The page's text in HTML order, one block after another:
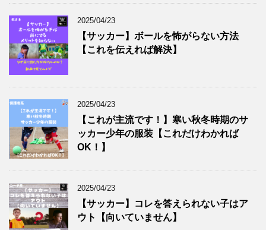
2025/04/23
【サッカー】ボールを怖がらない方法
【これを伝えれば解決】
2025/04/23
【これが主流です！】寒い秋冬時期のサ
ッカー少年の服装【これだけわかれば
OK！】
2025/04/23
【サッカー】コレを答えられない子はア
ウト【向いていません】